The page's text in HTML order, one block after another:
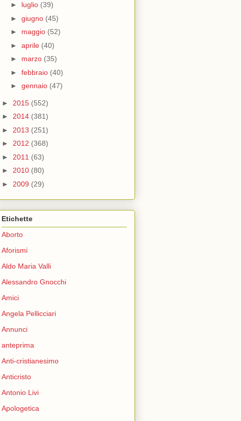
► luglio (39)
► giugno (45)
► maggio (52)
► aprile (40)
► marzo (35)
► febbraio (40)
► gennaio (47)
► 2015 (552)
► 2014 (381)
► 2013 (251)
► 2012 (368)
► 2011 (63)
► 2010 (80)
► 2009 (29)
Etichette
Aborto
Aforismi
Aldo Maria Valli
Alessandro Gnocchi
Amici
Angela Pellicciari
Annunci
anteprima
Anti-cristianesimo
Anticristo
Antonio Livi
Apologetica